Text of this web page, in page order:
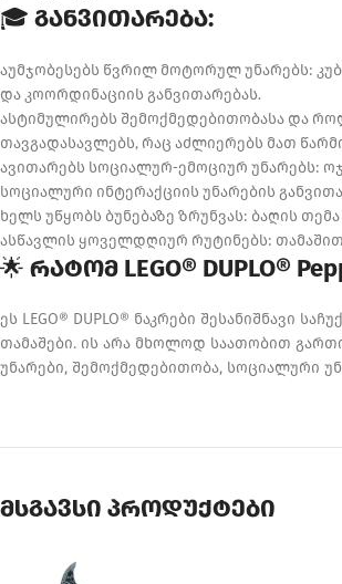
🎓 განვითარება:
აუმჯობესებს წვრილ მოტორულ უნარებს:
და კოორდინაციის განვითარებას.
ასტიმულირებს შემოქმედებითობასა და
თავგადასავლებს, რაც აძლიერებს მათ
ავითარებს სოციალურ-ემოციურ უნარებს:
სოციალური ინტერაქციის უნარების
ხელს უწყობს ბუნებაზე ზრუნვას: ბაღის
ასწავლის ყოველდღიურ რუტინებს:
🌟 რატომ LEGO® DUPLO®
ეს LEGO® DUPLO® ნაკრები შესანიშნავი
თამაშები. ის არა მხოლოდ საათობით
უნარები, შემოქმედებითობა, სოციალური
მსგავსი პროდუქტები